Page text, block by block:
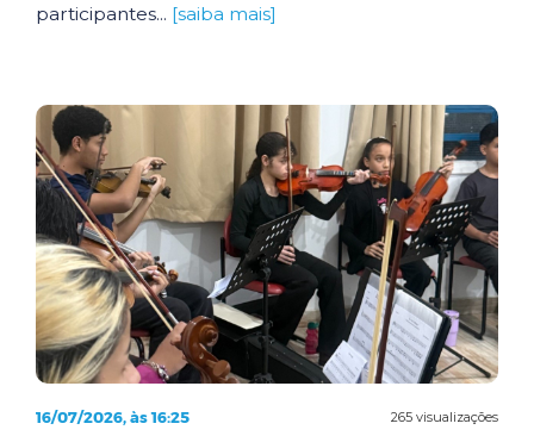
participantes... [saiba mais]
265 visualizações
16/07/2026, às 16:25